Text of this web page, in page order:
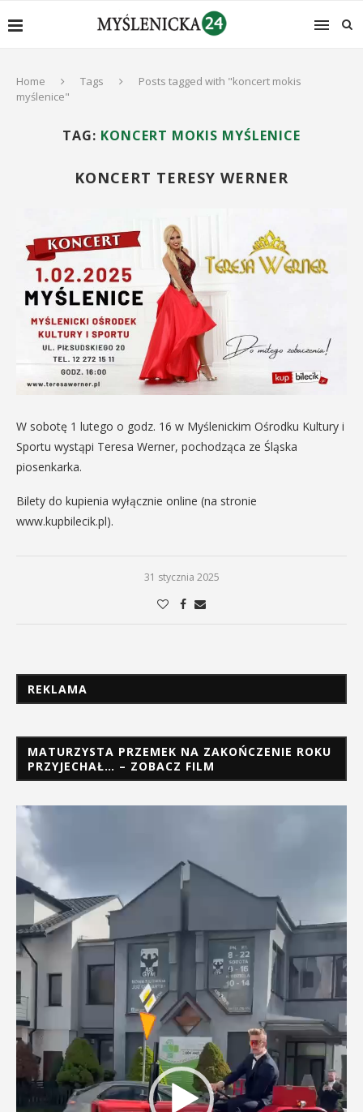
Home Tags
Posts tagged with "koncert mokis
myślenice"
TAG: KONCERT MOKIS MYŚLENICE
KONCERT TERESY WERNER
W sobotę 1 lutego o godz. 16 w Myślenickim Ośrodku Kultury i
Sportu wystąpi Teresa Werner, pochodząca ze Śląska
piosenkarka.
Bilety do kupienia wyłącznie online (na stronie
www.kupbilecik.pl).
31 stycznia 2025
REKLAMA
MATURZYSTA PRZEMEK NA ZAKOŃCZENIE ROKU
PRZYJECHAŁ… – ZOBACZ FILM
Odtwarzacz